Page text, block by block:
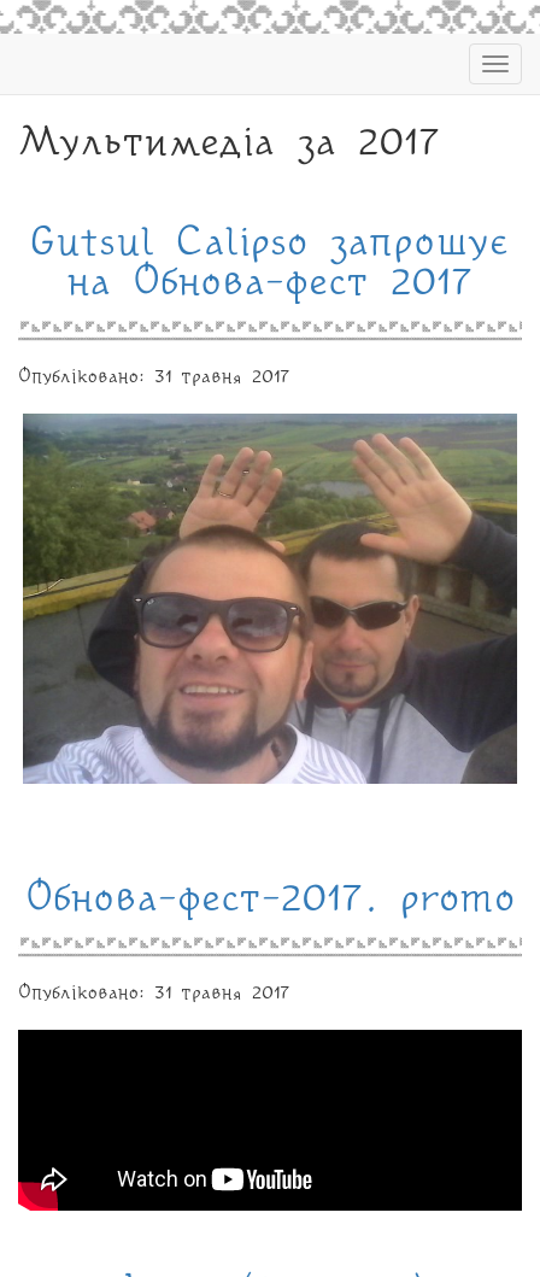
Мультимедіа за 2017
Gutsul Calipso запрошує
на Обнова-фест 2017
Опубліковано: 31 травня 2017
Обнова-фест-2017. promo
Опубліковано: 31 травня 2017